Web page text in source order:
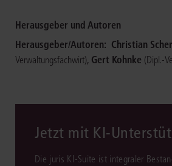
Herausgeber und Autoren
Herausgeber/Autoren: Christian
Verwaltungsfachwirt), Gert Kohnke (Dipl.-
Jetzt mit KI-
Die juris KI-Suite ist integraler